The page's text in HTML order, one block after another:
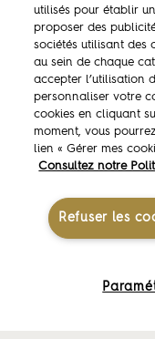
Concours
Savoir-faire
utilisés pour établir
proposer des
sociétés utilisant des
au sein de chaque
accepter l’utilisation
personnaliser votre
cookies en cliquant
moment, vous
lien « Gérer mes
Consultez notre
Refuser les